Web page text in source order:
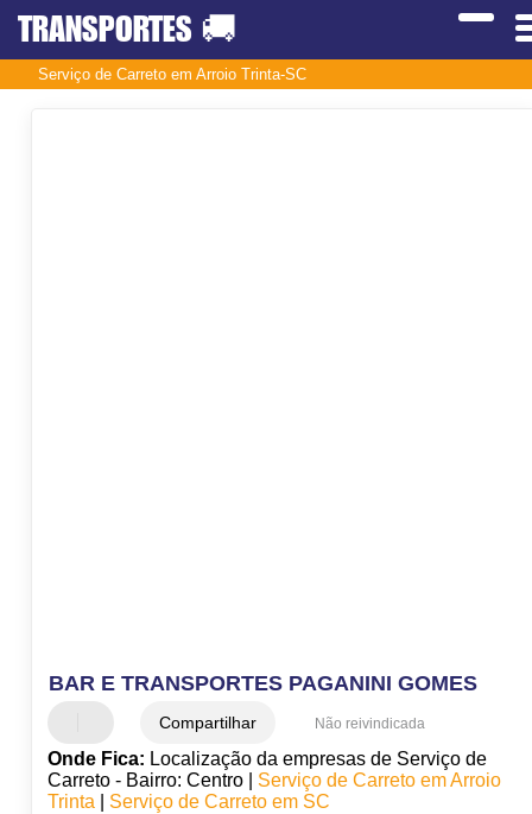
TRANSPORTES 🚚
Serviço de Carreto em Arroio Trinta-SC
BAR E TRANSPORTES PAGANINI GOMES
Compartilhar Não reivindicada
Onde Fica: Localização da empresas de Serviço de
Carreto - Bairro: Centro | Serviço de Carreto em Arroio
Trinta| Serviço de Carreto em SC